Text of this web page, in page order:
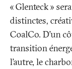
«Glenteck»
distinctes,
CoalCo. D’un
transition
l’autre, le